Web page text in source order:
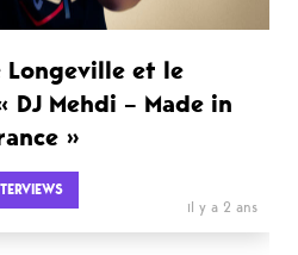
Longeville et le
DJ Mehdi – Made in
»
il y a 2 ans